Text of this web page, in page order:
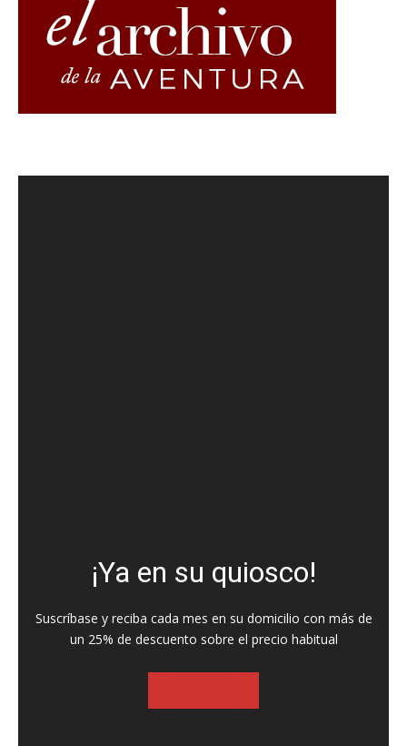
¡Ya en su quiosco!
Suscríbase y reciba cada mes en su domicilio con más de
un 25% de descuento sobre el precio habitual